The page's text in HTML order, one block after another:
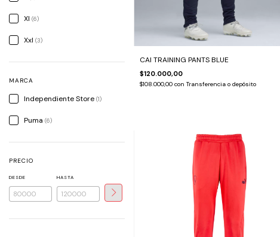
Xl (6)
Xxl (3)
MARCA
Independiente Store (1)
Puma (6)
PRECIO
DESDE HASTA
CAI TRAINING PANTS BLUE
$120.000,00
$108.000,00 con Transferencia o depósito